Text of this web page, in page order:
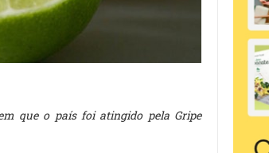
que o país foi atingido pela Gripe